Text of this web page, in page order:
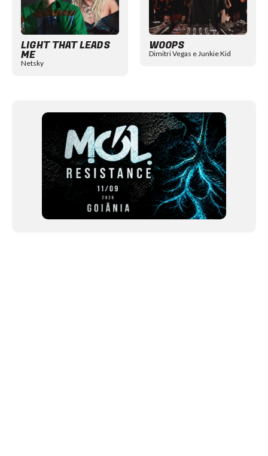
LIGHT THAT LEADS
ME
Netsky
WOOPS
Dimitri Vegas e Junkie Kid